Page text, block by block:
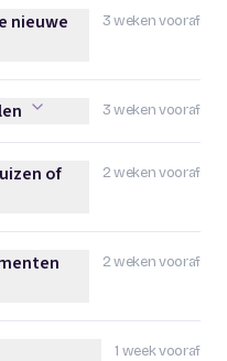
3 weken vooraf
adres afvinken
nieuwe
3 weken vooraf
2 weken vooraf
overstappen afvinken
of
2 weken vooraf
doorgeven afvinken
1 week vooraf